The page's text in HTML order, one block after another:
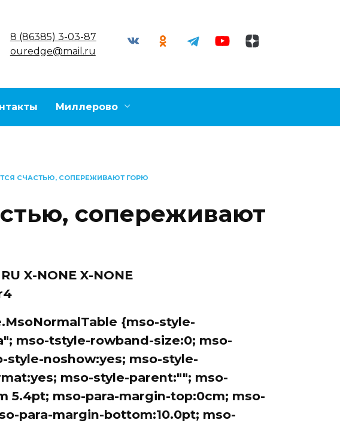
8 (86385) 3-03-87
ouredge@mail.ru
Миллерово
СЧАСТЬЮ, СОПЕРЕЖИВАЮТ ГОРЮ
сопереживают
X-NONE X-NONE
{mso-style-
mso-tstyle-rowband-size:0; mso-
noshow:yes; mso-style-
mso-style-parent:""; mso-
5.4pt; mso-para-margin-top:0cm; mso-
para-margin-bottom:10.0pt; mso-